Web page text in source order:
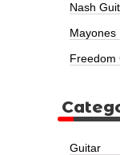
Nash
Mayones
Freedom
Guitar